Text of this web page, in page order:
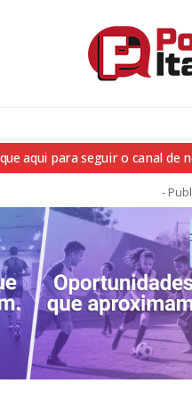
aqui para seguir o canal de
-